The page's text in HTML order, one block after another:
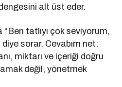
alt üst eder.
“Ben tatlıyı çok seviyorum,
sorar. Cevabım net:
miktarı ve içeriği doğru
değil, yönetmek